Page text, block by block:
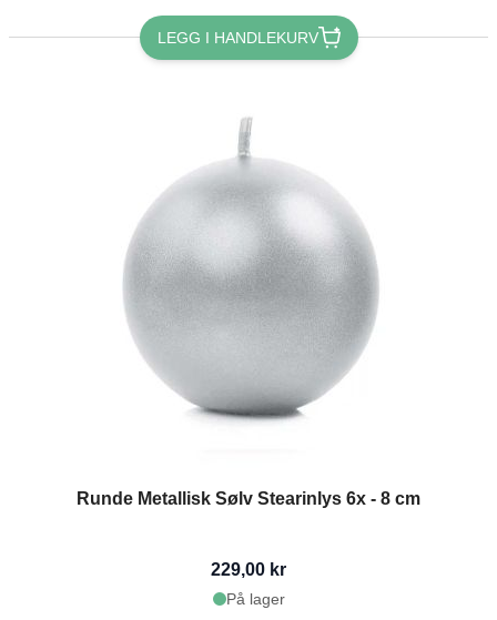
LEGG I HANDLEKURV
Runde Metallisk Sølv Stearinlys 6x - 8 cm
229,00 kr
På lager